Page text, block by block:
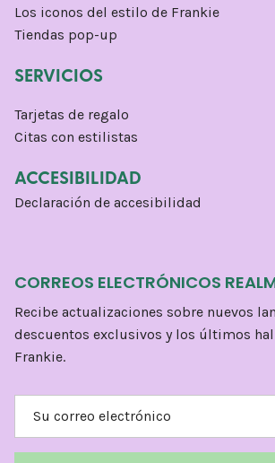
Los iconos del estilo de Frankie
Tiendas pop-up
SERVICIOS
Tarjetas de regalo
Citas con estilistas
ACCESIBILIDAD
Declaración de accesibilidad
CORREOS ELECTRÓNICOS
Recibe actualizaciones sobre nuevos
descuentos exclusivos y los últimos
Frankie.